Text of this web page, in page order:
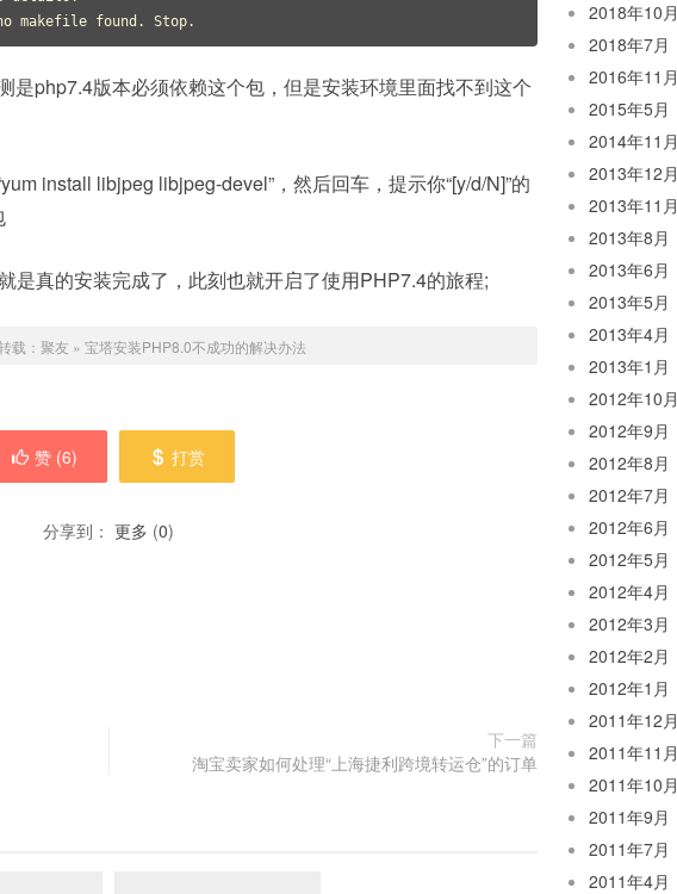
makefile found. Stop.
是php7.4版本必须依赖这个包，但是安装环境里面找不到这个
install libjpeg libjpeg-devel”，然后回车，提示你“[y/d/N]”的
是真的安装完成了，此刻也就开启了使用PHP7.4的旅程;
载： 聚友 » 宝塔安装PHP8.0不成功的解决办法
赞 (6) 打赏
分享到： 更多 (0)
下一篇
淘宝卖家如何处理“上海捷利跨境转运仓”的订单
2018年10月
2018年7月
2016年11月
2015年5月
2014年11月
2013年12月
2013年11月
2013年8月
2013年6月
2013年5月
2013年4月
2013年1月
2012年10月
2012年9月
2012年8月
2012年7月
2012年6月
2012年5月
2012年4月
2012年3月
2012年2月
2012年1月
2011年12月
2011年11月
2011年10月
2011年9月
2011年7月
2011年4月